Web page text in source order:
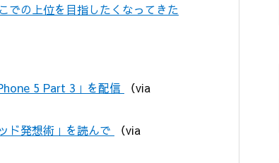
での上位を目指したくなってきた
5 Part 3」を配信
（via
ド発想術」を読んで
（via